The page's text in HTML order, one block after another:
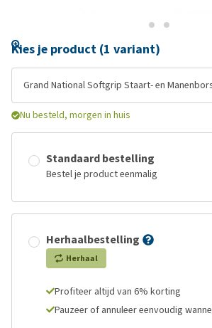
Kies je product (1 variant)
Grand National Softgrip Staart- en
Nu besteld, morgen in huis
Standaard bestelling
Bestel je product eenmalig
Herhaalbestelling
Herhaal
Profiteer altijd van 6% korting
Pauzeer of annuleer eenvoudig